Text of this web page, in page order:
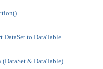
DataSet to DataTable
(DataSet & DataTable)